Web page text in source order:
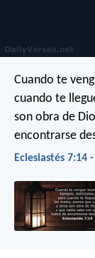
Cuando te
cuando te
son obra de
encontrarse
Eclesiastés 7:14 -